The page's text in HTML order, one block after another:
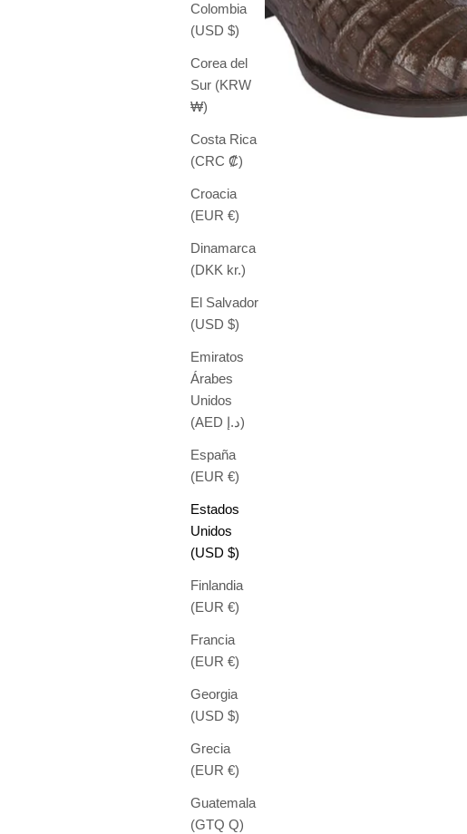
Colombia
(USD $)
Corea del
Sur (KRW
₩)
Costa Rica
(CRC ₡)
Croacia
(EUR €)
Dinamarca
(DKK kr.)
El Salvador
(USD $)
Emiratos
Árabes
Unidos
(AED د.إ)
España
(EUR €)
Estados
Unidos
(USD $)
Finlandia
(EUR €)
Francia
(EUR €)
Georgia
(USD $)
Grecia
(EUR €)
Guatemala
(GTQ Q)